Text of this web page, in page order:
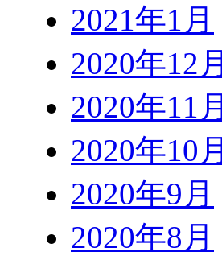
2021年1月
2020年12月
2020年11月
2020年10月
2020年9月
2020年8月